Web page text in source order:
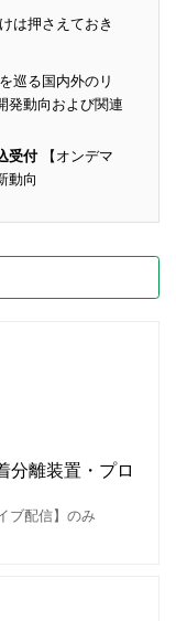
は押さえておき
巡る国内外のリ
発動向および関連
受付【オンデマ
動向
分離装置・プロ
ブ配信】のみ